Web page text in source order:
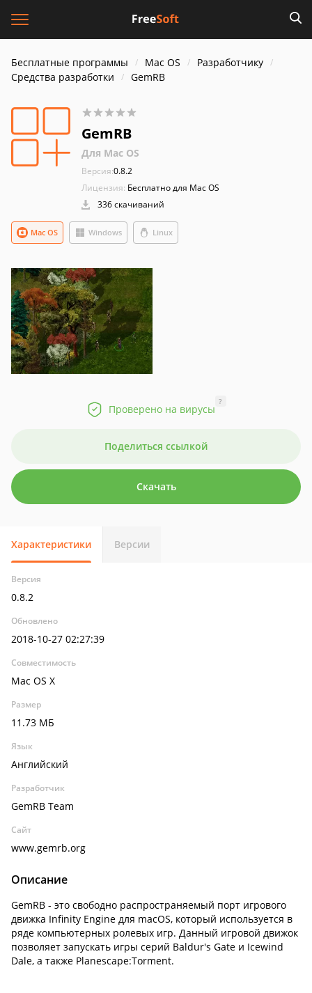
Бесплатные программы Mac OS
Разработчику
Средства разработки
GemRB
GemRB
Для Mac OS
Версия:0.8.2
Лицензия: Бесплатно для Mac OS
336 скачиваний
Windows
Mac OS Linux
Проверено на вирусы
?
Поделиться ссылкой
Скачать
Характеристики Версии
Версия
0.8.2
Обновлено
2018-10-27 02:27:39
Совместимость
Mac OS X
Размер
11.73 МБ
Язык
Английский
Разработчик
GemRB Team
Сайт
www.gemrb.org
Описание
GemRB - это свободно распространяемый порт игрового
движка Infinity Engine для macOS, который используется в
ряде компьютерных ролевых игр. Данный игровой движок
позволяет запускать игры серий Baldur's Gate и Icewind
Dale, а также Planescape:Torment.